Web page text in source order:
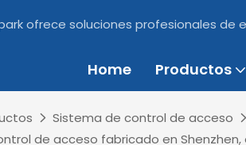
ofrece soluciones profesionales
Home Productos
Sistema de control de acceso
de acceso fabricado en